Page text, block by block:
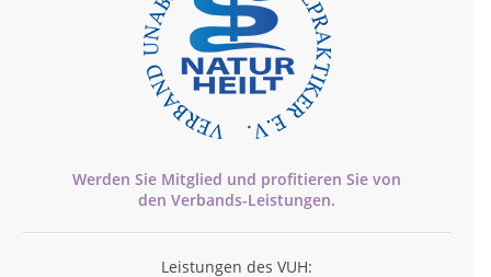
Werden Sie Mitglied und profitieren Sie von
den Verbands-Leistungen.
Leistungen des VUH: